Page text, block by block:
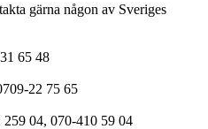
gärna någon av Sveriges
65 48
22 75 65
04, 070-410 59 04